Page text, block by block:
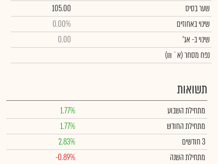
שער בסיס
105.00
שינוי באחוזים
0.00%
שינויב- אג'
0.00
נפח מסחר(א` ₪)
תשואות
מתחילת השבוע
1.77%
מתחילת החודש
1.77%
3 חודשים
2.83%
מתחילת השנה
-0.89%